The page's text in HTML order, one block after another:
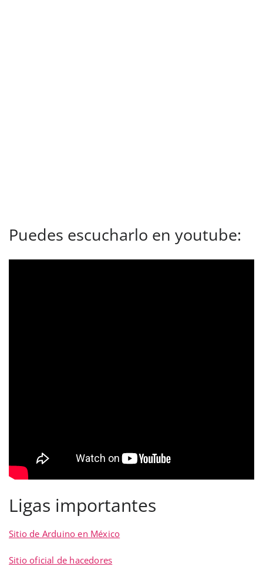
Puedes escucharlo en youtube:
Ligas importantes
Sitio de Arduino en México
Sitio oficial de hacedores